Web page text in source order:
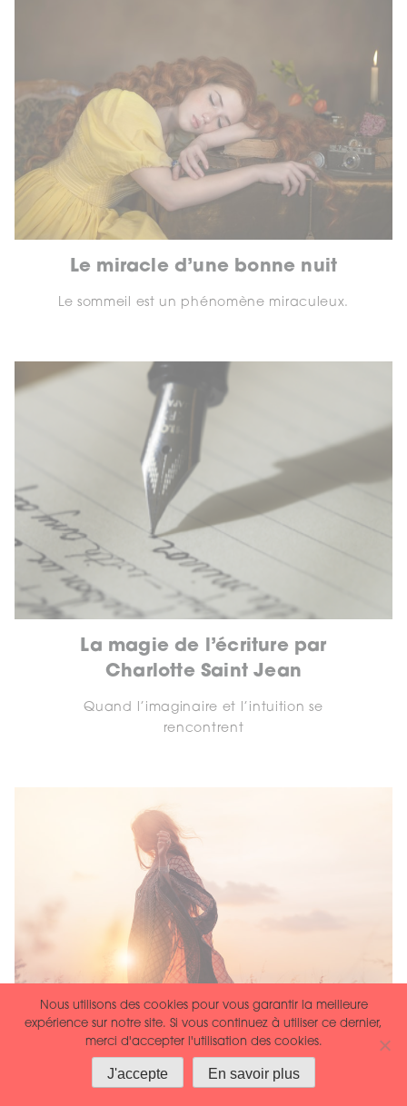
Le miracle d’une bonne nuit
Le sommeil est un phénomène miraculeux.
La magie de l’écriture par
Charlotte Saint Jean
Quand l’imaginaire et l’intuition se
rencontrent
Découvrir que l’on a tort est la
Nous utilisons des cookies pour vous garantir la meilleure
expérience sur notre site. Si vous continuez à utiliser ce dernier,
merci d'accepter l'utilisation des cookies.
J'accepte En savoir plus